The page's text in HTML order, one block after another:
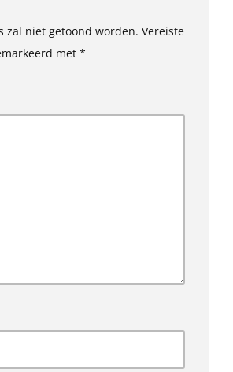
zal niet getoond worden. Vereiste
met *